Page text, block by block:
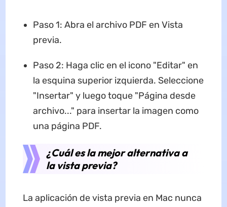
Paso 1: Abra el archivo PDF en Vista
previa.
Paso 2: Haga clic en el icono "Editar" en
la esquina superior izquierda. Seleccione
"Insertar" y luego toque "Página desde
archivo..." para insertar la imagen como
una página PDF.
¿Cuál es la mejor alternativa a
la vista previa?
La aplicación de vista previa en Mac nunca